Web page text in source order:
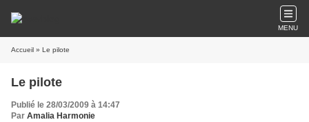
MENU
Accueil » Le pilote
Le pilote
Publié le 28/03/2009 à 14:47
Par Amalia Harmonie